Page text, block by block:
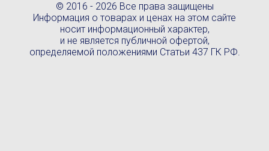
© 2016 - 2026 Все права защищены
Информация о товарах и ценах на этом сайте
носит информационный характер,
и не является публичной офертой,
определяемой положениями Статьи 437 ГК РФ.